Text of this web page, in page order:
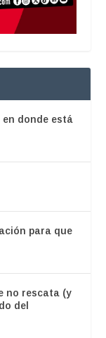
en donde está
para que
no rescata (y
del